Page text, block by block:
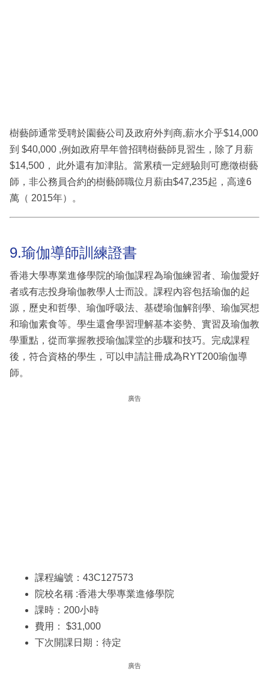
樹藝師通常受聘於園藝公司及政府外判商,薪水介乎$14,000
到 $40,000 ,例如政府早年曾招聘樹藝師見習生，除了月薪
$14,500， 此外還有加津貼。當累積一定經驗則可應徵樹藝
師，非公務員合約的樹藝師職位月薪由$47,235起，高達6
萬（ 2015年）。
9.瑜伽導師訓練證書
香港大學專業進修學院的瑜伽課程為瑜伽練習者、瑜伽愛好
者或有志投身瑜伽教學人士而設。課程內容包括瑜伽的起
源，歷史和哲學、瑜伽呼吸法、基礎瑜伽解剖學、瑜伽冥想
和瑜伽素食等。學生還會學習理解基本姿勢、實習及瑜伽教
學重點，從而掌握教授瑜伽課堂的步驟和技巧。完成課程
後，符合資格的學生，可以申請註冊成為RYT200瑜伽導
師。
廣告
課程編號：43C127573
院校名稱 :香港大學專業進修學院
課時：200小時
費用： $31,000
下次開課日期：待定
廣告